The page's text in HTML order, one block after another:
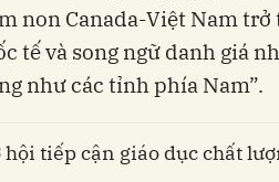
non Canada-Việt Nam
tế và song ngữ danh giá
như các tỉnh phía Nam”.